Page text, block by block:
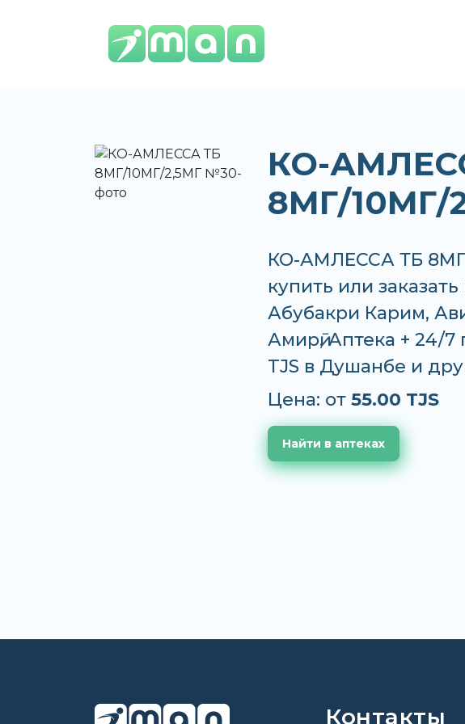
КО-
8МГ/10МГ/
КО-АМЛЕССА ТБ
купить или
Абубакри Карим,
Амирӣ, Аптека + 24/7
TJS в Душанбе и
Цена: от 55.00 TJS
Найти в аптеках
Контакты